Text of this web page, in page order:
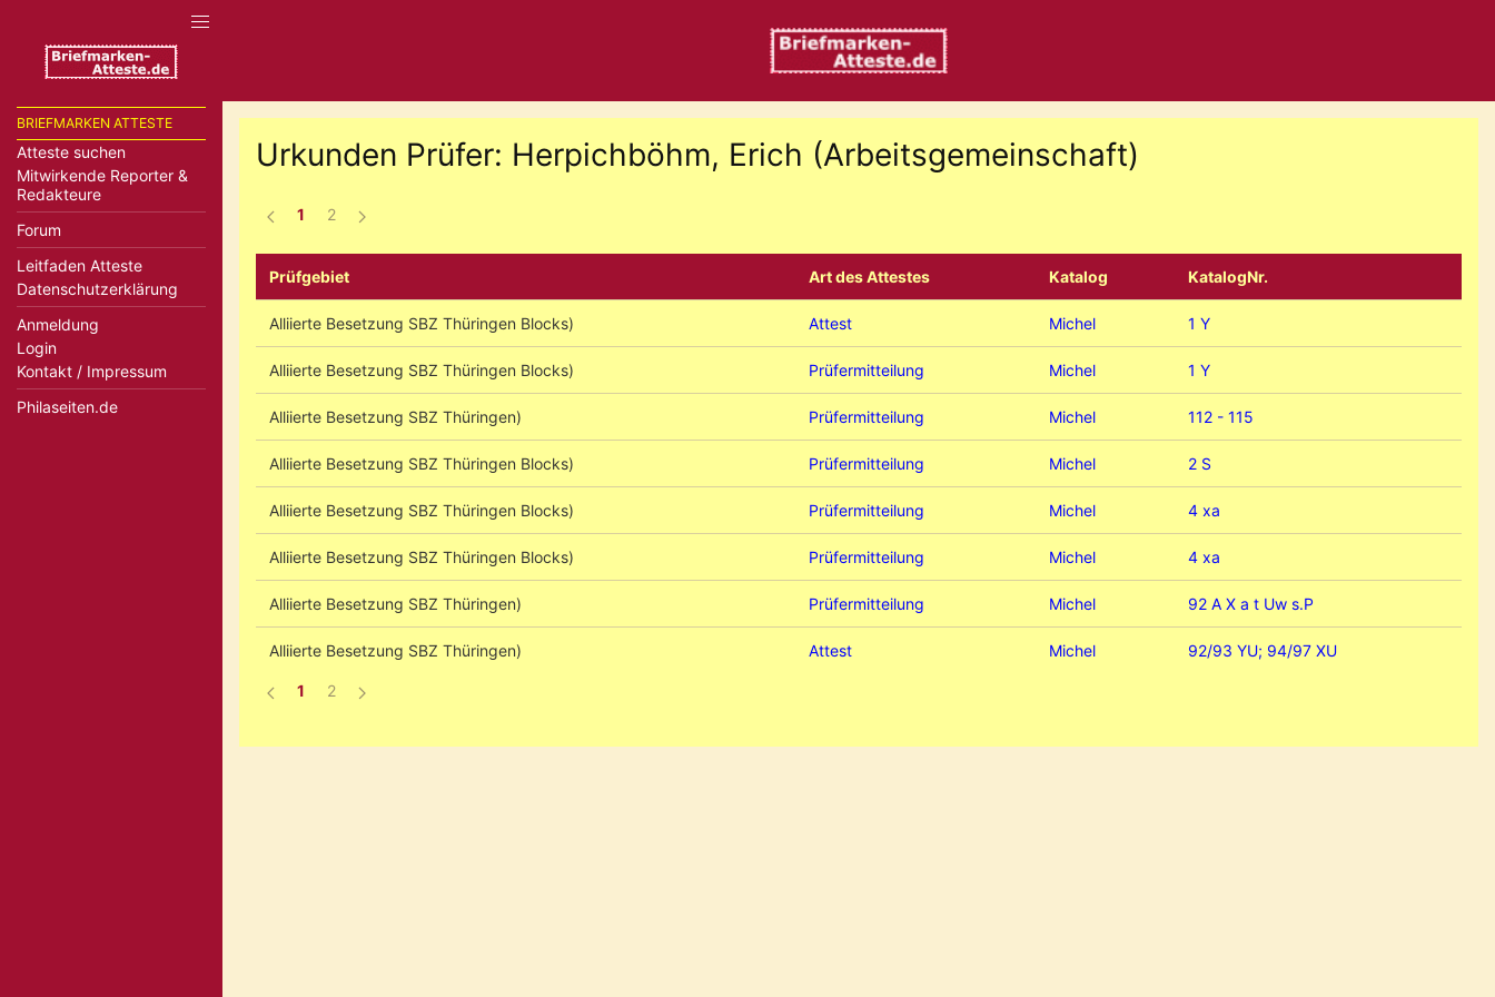
BRIEFMARKEN ATTESTE
Atteste suchen
Mitwirkende Reporter &
Redakteure
Forum
Leitfaden Atteste
Datenschutzerklärung
Anmeldung
Login
Kontakt / Impressum
Philaseiten.de
Urkunden Prüfer: Herpichböhm, Erich (Arbeitsgemeinschaft)
1 2
Prüfgebiet Art des Attestes Katalog KatalogNr.
Alliierte Besetzung SBZ Thüringen Blocks) Attest Michel 1 Y
Alliierte Besetzung SBZ Thüringen Blocks) Prüfermitteilung Michel 1 Y
Alliierte Besetzung SBZ Thüringen) Prüfermitteilung Michel 112 - 115
Alliierte Besetzung SBZ Thüringen Blocks) Prüfermitteilung Michel 2 S
Alliierte Besetzung SBZ Thüringen Blocks) Prüfermitteilung Michel 4 xa
Alliierte Besetzung SBZ Thüringen Blocks) Prüfermitteilung Michel 4 xa
Alliierte Besetzung SBZ Thüringen) Prüfermitteilung Michel 92 A X a t Uw s.P
Alliierte Besetzung SBZ Thüringen) Attest Michel 92/93 YU; 94/97 XU
1 2